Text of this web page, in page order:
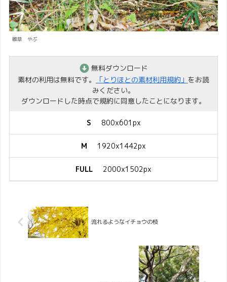
雑草 やぶ
無料ダウンロード
素材の利用は無料です。
「とりほとの素材利用規約」 をお読
みください。
ダウンロードした時点で規約に同意したことになります。
S 800x601px
M 1920x1442px
FULL 2000x1502px
流れるようなイチョウの枝